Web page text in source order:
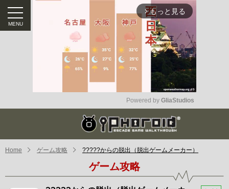
arrow_forward_ios もっと見る
Mute
Powered by GliaStudios
Home ゲーム攻略 ?????からの脱出（脱出ゲームメーカー）
ゲーム攻略